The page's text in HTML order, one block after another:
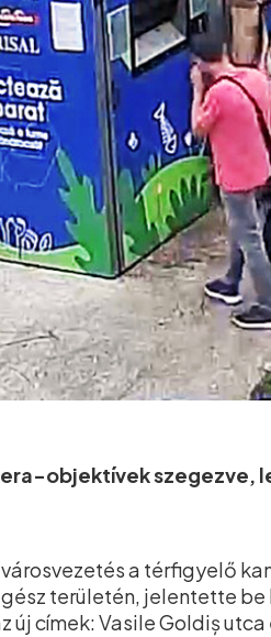
objektívek szegezve,
a térfigyelő
területén, jelentette
új címek: Vasile Goldiș